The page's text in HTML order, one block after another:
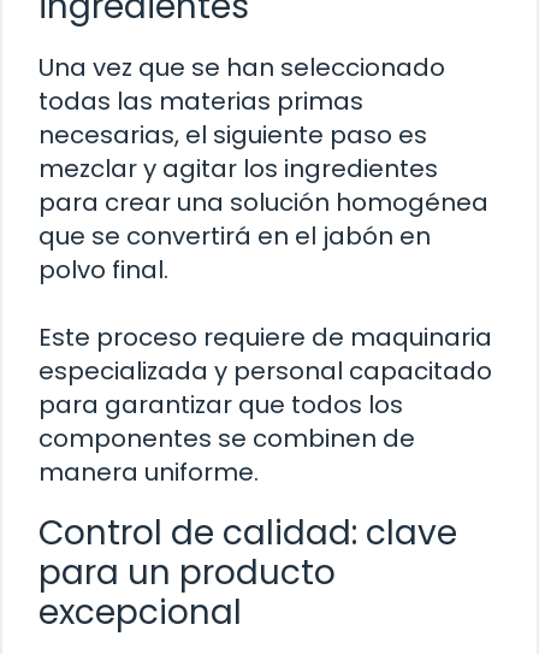
Una vez que se han seleccionado
todas las materias primas
necesarias, el siguiente paso es
mezclar y agitar los ingredientes
para crear una solución homogénea
que se convertirá en el jabón en
polvo final.
Este proceso requiere de maquinaria
especializada y personal capacitado
para garantizar que todos los
componentes se combinen de
manera uniforme.
Control de calidad: clave
para un producto
excepcional